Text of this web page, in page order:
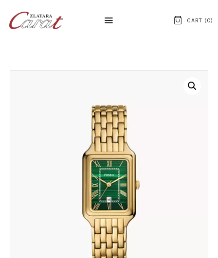
CART (0)
NASLOVNA
KONTAKT
SREBRNI NAKIT
ZLATNI NAKIT